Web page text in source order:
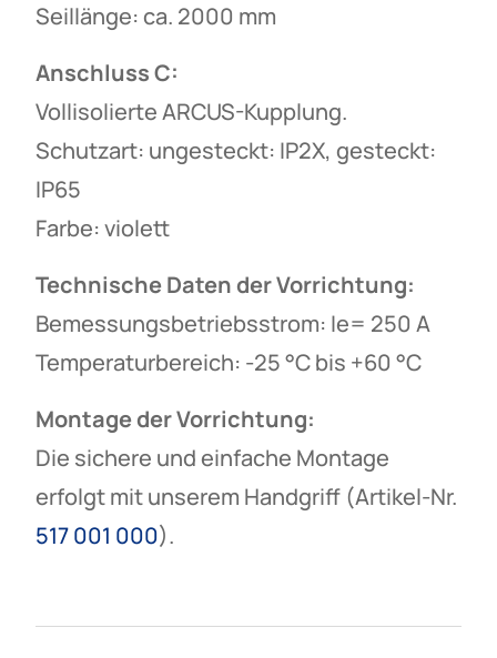
Seillänge: ca. 2000 mm
Anschluss C:
Vollisolierte ARCUS-Kupplung.
Schutzart: ungesteckt: IP2X, gesteckt:
IP65
Farbe: violett
Technische Daten der Vorrichtung:
Bemessungsbetriebsstrom: Ie= 250 A
Temperaturbereich: -25 °C bis +60 °C
Montage der Vorrichtung:
Die sichere und einfache Montage
erfolgt mit unserem Handgriff (Artikel-Nr.
517 001 000).